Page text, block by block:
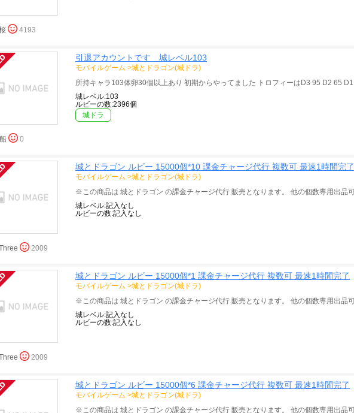
4193
引退アカウントです 城レベル103
モバイルゲーム >城とドラゴン(城ドラ)
城レベル:103
ルビーの数:2396個
城ドラ
0
城とドラゴン ルビー 15000個*10 課金チャージ代行 複数可 最速1時間完了
モバイルゲーム >城とドラゴン(城ドラ)
城レベル:記入なし
ルビーの数:記入なし
2009
城とドラゴン ルビー 15000個*1 課金チャージ代行 複数可 最速1時間完了
モバイルゲーム >城とドラゴン(城ドラ)
城レベル:記入なし
ルビーの数:記入なし
2009
城とドラゴン ルビー 15000個*6 課金チャージ代行 複数可 最速1時間完了
モバイルゲーム >城とドラゴン(城ドラ)